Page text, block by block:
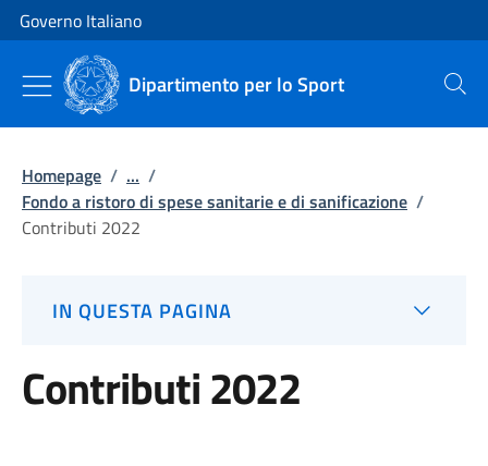
Vai al contenuto
Vai alla navigazione del sito
Governo Italiano
Dipartimento per lo Sport Cerca
Homepage / ... /
Fondo a ristoro di spese sanitarie e di sanificazione /
Contributi 2022
IN QUESTA PAGINA
Contributi 2022